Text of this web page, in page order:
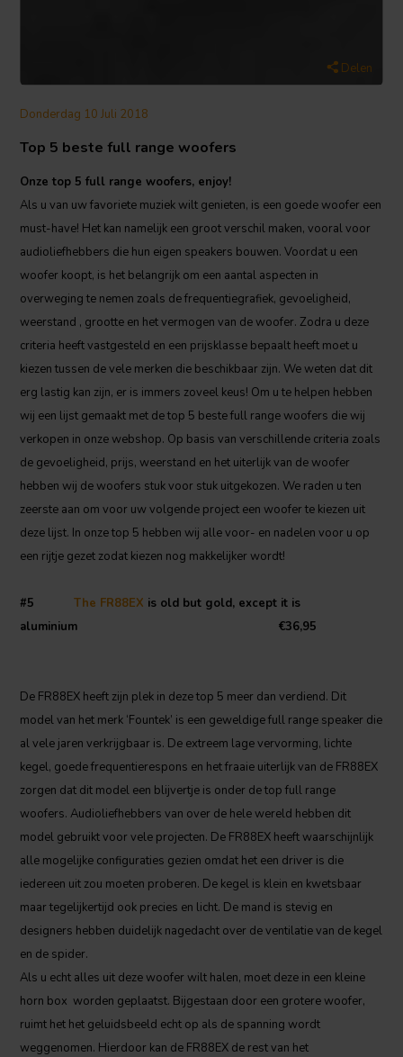
Delen
Donderdag 10 Juli 2018
Top 5 beste full range woofers
Onze top 5 full range woofers, enjoy!
Als u van uw favoriete muziek wilt genieten, is een goede woofer een
must-have! Het kan namelijk een groot verschil maken, vooral voor
audioliefhebbers die hun eigen speakers bouwen. Voordat u een
woofer koopt, is het belangrijk om een aantal aspecten in
overweging te nemen zoals de frequentiegrafiek, gevoeligheid,
weerstand , grootte en het vermogen van de woofer. Zodra u deze
criteria heeft vastgesteld en een prijsklasse bepaalt heeft moet u
kiezen tussen de vele merken die beschikbaar zijn. We weten dat dit
erg lastig kan zijn, er is immers zoveel keus! Om u te helpen hebben
wij een lijst gemaakt met de top 5 beste full range woofers die wij
verkopen in onze webshop. Op basis van verschillende criteria zoals
de gevoeligheid, prijs, weerstand en het uiterlijk van de woofer
hebben wij de woofers stuk voor stuk uitgekozen. We raden u ten
zeerste aan om voor uw volgende project een woofer te kiezen uit
deze lijst. In onze top 5 hebben wij alle voor- en nadelen voor u op
een rijtje gezet zodat kiezen nog makkelijker wordt!
#5The FR88EX is old but gold, except it is
aluminium €36,95
De FR88EX heeft zijn plek in deze top 5 meer dan verdiend. Dit
model van het merk ‘Fountek’ is een geweldige full range speaker die
al vele jaren verkrijgbaar is. De extreem lage vervorming, lichte
kegel, goede frequentierespons en het fraaie uiterlijk van de FR88EX
zorgen dat dit model een blijvertje is onder de top full range
woofers. Audioliefhebbers van over de hele wereld hebben dit
model gebruikt voor vele projecten. De FR88EX heeft waarschijnlijk
alle mogelijke configuraties gezien omdat het een driver is die
iedereen uit zou moeten proberen. De kegel is klein en kwetsbaar
maar tegelijkertijd ook precies en licht. De mand is stevig en
designers hebben duidelijk nagedacht over de ventilatie van de kegel
en de spider.
Als u echt alles uit deze woofer wilt halen, moet deze in een kleine
horn box worden geplaatst. Bijgestaan door een grotere woofer,
ruimt het het geluidsbeeld echt op als de spanning wordt
weggenomen. Hierdoor kan de FR88EX de rest van het